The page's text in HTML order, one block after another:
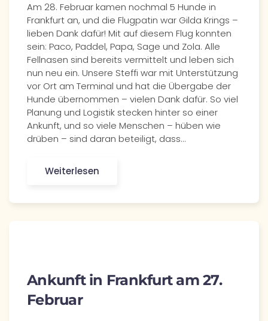
Am 28. Februar kamen nochmal 5 Hunde in
Frankfurt an, und die Flugpatin war Gilda Krings –
lieben Dank dafür! Mit auf diesem Flug konnten
sein: Paco, Paddel, Papa, Sage und Zola. Alle
Fellnasen sind bereits vermittelt und leben sich
nun neu ein. Unsere Steffi war mit Unterstützung
vor Ort am Terminal und hat die Übergabe der
Hunde übernommen – vielen Dank dafür. So viel
Planung und Logistik stecken hinter so einer
Ankunft, und so viele Menschen – hüben wie
drüben – sind daran beteiligt, dass…
Weiterlesen
Ankunft in Frankfurt am 27.
Februar